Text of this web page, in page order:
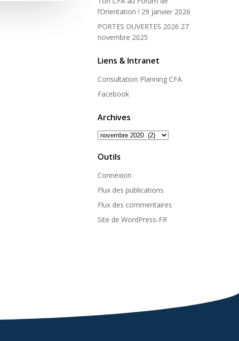
l’Orientation ! 29 janvier 2026
PORTES OUVERTES 2026 27
novembre 2025
Liens & Intranet
Consultation Planning CFA
Facebook
Archives
Archives
Outils
Connexion
Flux des publications
Flux des commentaires
Site de WordPress-FR